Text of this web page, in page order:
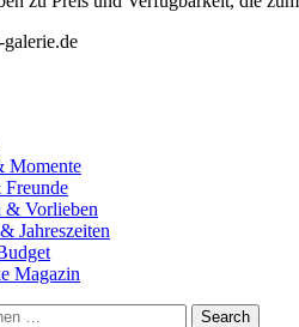
Momente
& Vorlieben
Jahreszeiten
Magazin
Search